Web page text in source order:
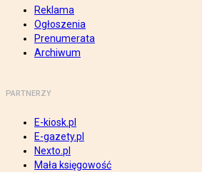
Reklama
Ogłoszenia
Prenumerata
Archiwum
PARTNERZY
E-kiosk.pl
E-gazety.pl
Nexto.pl
Mała księgowość